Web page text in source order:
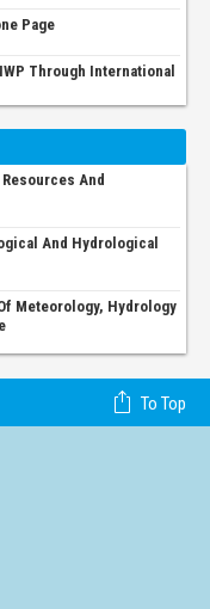
Page
Through International
And
And Hydrological
Meteorology, Hydrology
To Top